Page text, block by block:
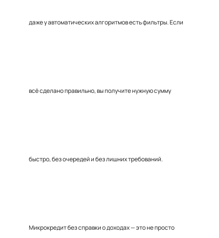
даже у автоматических алгоритмов есть фильтры. Если
всё сделано правильно, вы получите нужную сумму
быстро, без очередей и без лишних требований.
Микрокредит без справки о доходах — это не просто